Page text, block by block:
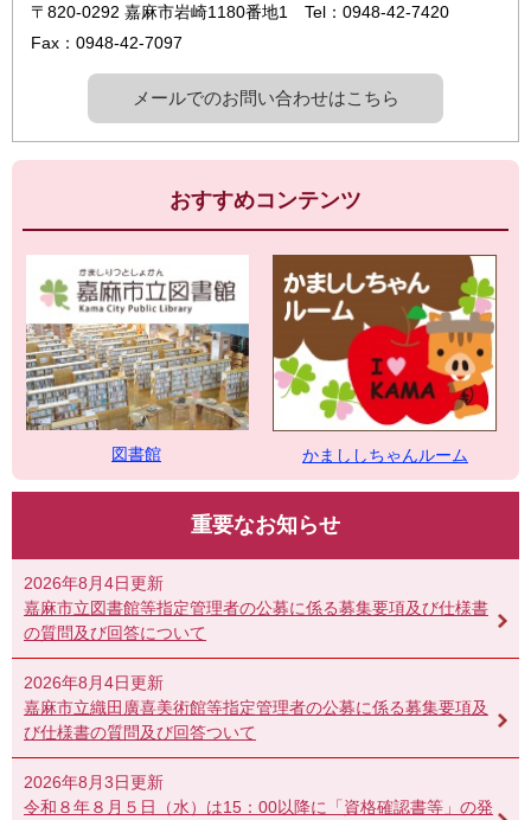
〒820-0292 嘉麻市岩崎1180番地1
Tel：0948-42-7420
Fax：0948-42-7097
メールでのお問い合わせはこちら
おすすめコンテンツ
図書館 かまししちゃんルーム
重要なお知らせ
2026年8月4日更新
嘉麻市立図書館等指定管理者の公募に係る募集要項及び仕様書
の質問及び回答について
2026年8月4日更新
嘉麻市立織田廣喜美術館等指定管理者の公募に係る募集要項及
び仕様書の質問及び回答ついて
2026年8月3日更新
令和８年８月５日（水）は15：00以降に「資格確認書等」の発